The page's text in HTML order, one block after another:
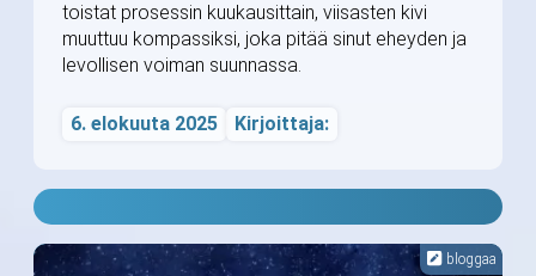
toistat prosessin kuukausittain, viisasten kivi
muuttuu kompassiksi, joka pitää sinut eheyden ja
levollisen voiman suunnassa.
6. elokuuta 2025 Kirjoittaja:
bloggaa